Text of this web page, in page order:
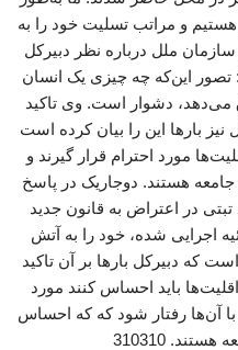
هستیم و مراتب تسلیت خود را به
ملل درباره نظر دبیرکل
تصور این‌که چه چیزی یک انسان
می‌دهد، دشوار است. وی تاکید
بارها این را بیان کرده است
مورد احترام قرار گیرند و
هستند. دوجاریک در پاسخ
در اعتراض به قانون جدید
اجرایی شده، خود را به آتش
دبیرکل بارها بر آن تاکید
باید احساس کنند مورد
آن‌ها رفتار شود که که احساس
310310